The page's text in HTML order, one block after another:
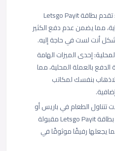
: تقدم بطاقة Letsgo Payit
مما يضمن عدم دفع الكثير
أنت لست في حاجة إليه.
إحدى الميزات الهامة
بالعملة المحلية، مما
بنفسك لمكاتب
تتناول الطعام في باريس أو
تتسوق في طوكيو، فإن بطاقة Letsgo Payit مقبولة
يجعلها رفيقًا موثوقًا في